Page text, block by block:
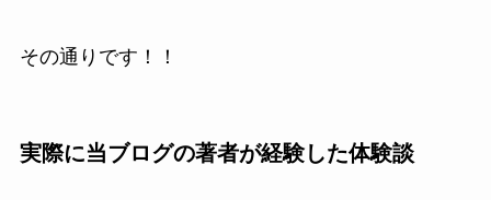
その通りです！！
実際に当ブログの著者が経験した体験談